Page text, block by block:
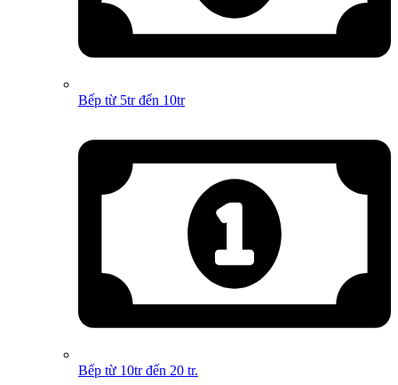
Bếp từ 5tr đến 10tr
Bếp từ 10tr đến 20 tr.